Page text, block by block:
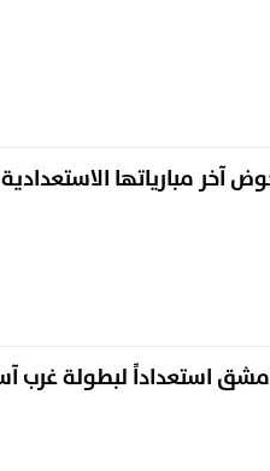
آخر مبارياتها
استعداداً لبطولة غرب